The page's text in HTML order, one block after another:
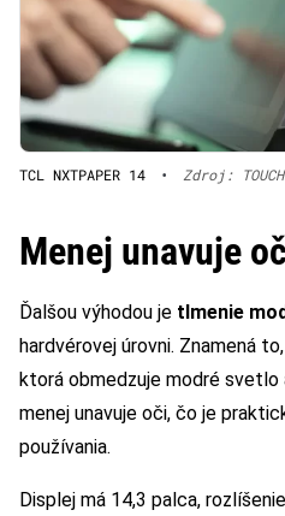
TCL NXTPAPER 14 • Zdroj:
Menej unavuje
Ďalšou výhodou je tlmenie
hardvérovej úrovni. Znamená
ktorá obmedzuje modré
menej unavuje oči, čo je
používania.
Displej má 14,3 palca,